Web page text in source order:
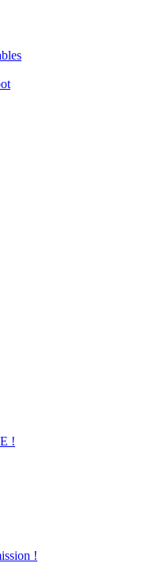
!
!